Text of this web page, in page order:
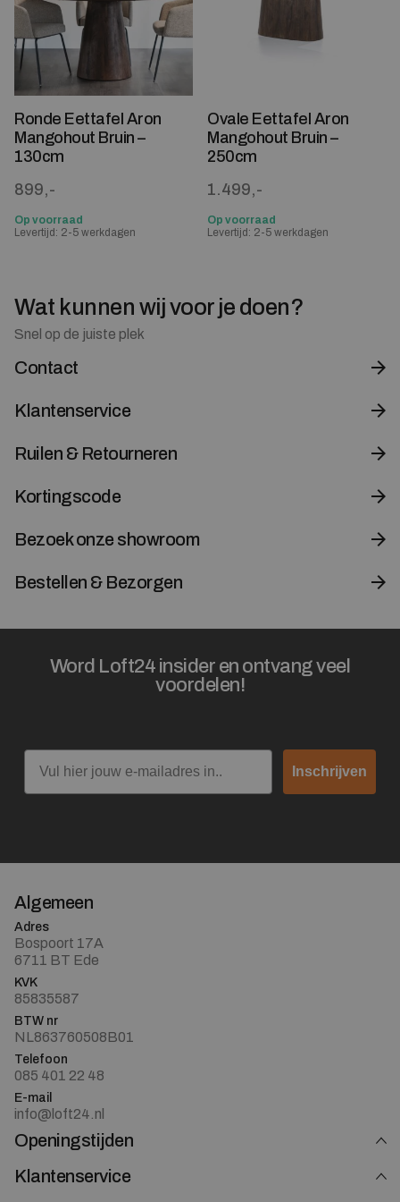
Ronde Eettafel Aron
Mangohout Bruin –
130cm
899,-
Op voorraad
Levertijd: 2-5 werkdagen
Ovale Eettafel Aron
Mangohout Bruin –
250cm
1.499,-
Op voorraad
Levertijd: 2-5 werkdagen
Wat kunnen wij voor je doen?
Snel op de juiste plek
Contact
Klantenservice
Ruilen & Retourneren
Kortingscode
Bezoek onze showroom
Bestellen & Bezorgen
Word Loft24 insider en ontvang veel
voordelen!
Email
Inschrijven
Algemeen
Adres
Bospoort 17A
6711 BT Ede
KVK
85835587
BTW nr
NL863760508B01
Telefoon
085 401 22 48
E-mail
info@loft24.nl
Openingstijden
Klantenservice